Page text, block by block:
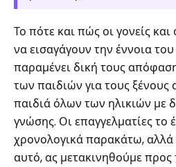
Το πότε και πώς οι γονείς
να εισαγάγουν την έννοια
παραμένει δική τους
των παιδιών για τους ξένους
παιδιά όλων των ηλικιών με
γνώσης. Οι επαγγελματίες το
χρονολογικά παρακάτω,
αυτό, ας μετακινηθούμε